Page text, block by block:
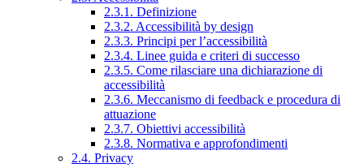
2.3.1. Definizione
2.3.2. Accessibilità by design
2.3.3. Principi per l’accessibilità
2.3.4. Linee guida e criteri di successo
2.3.5. Come rilasciare una dichiarazione di
accessibilità
2.3.6. Meccanismo di feedback e procedura di
attuazione
2.3.7. Obiettivi accessibilità
2.3.8. Normativa e approfondimenti
2.4. Privacy